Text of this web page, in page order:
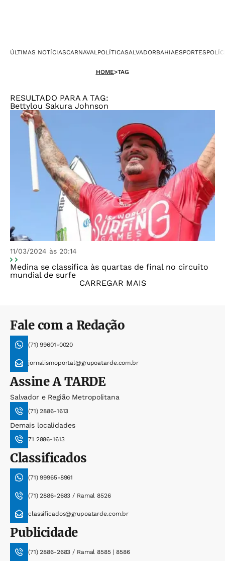
ÚLTIMAS NOTÍCIASCARNAVALPOLÍTICASALVADORBAHIAESPORTES
HOME>TAG
RESULTADO PARA A TAG:
Bettylou Sakura Johnson
11/03/2024 às 20:14
Medina se classifica às quartas de final no circuito
mundial de surfe
CARREGAR MAIS
Fale com a Redação
(71) 99601-0020
jornalismoportal@grupoatarde.com.br
AssineA TARDE
Salvador e Região Metropolitana
(71) 2886-1613
Demais localidades
71 2886-1613
Classificados
(71) 99965-8961
(71) 2886-2683 / Ramal 8526
classificados@grupoatarde.com.br
Publicidade
(71) 2886-2683 / Ramal 8585 | 8586